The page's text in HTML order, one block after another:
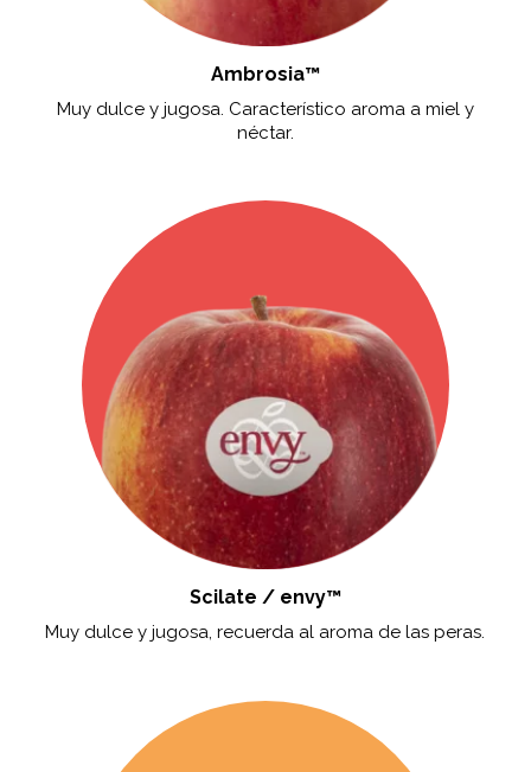
Ambrosia™
Muy dulce y jugosa. Característico aroma a miel y
néctar.
Scilate / envy™
Muy dulce y jugosa, recuerda al aroma de las peras.